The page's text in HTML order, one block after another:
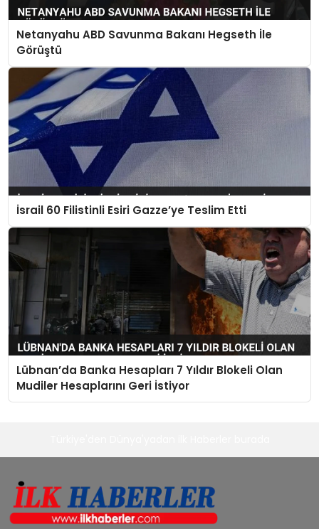
Netanyahu ABD Savunma Bakanı Hegseth İle
Görüştü
İsrail 60 Filistinli Esiri Gazze’ye Teslim Etti
Lübnan’da Banka Hesapları 7 Yıldır Blokeli Olan
Mudiler Hesaplarını Geri İstiyor